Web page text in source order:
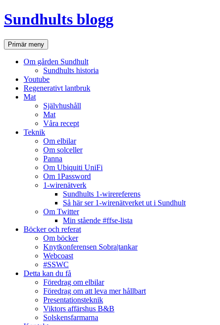
Hoppa
till
Sundhults blogg
SökPrimär meny
Om gården Sundhult
Sundhults historia
Youtube
Regenerativt lantbruk
Mat
Självhushåll
Mat
Våra recept
Teknik
Om elbilar
Om solceller
Panna
Om Ubiquiti UniFi
Om 1Password
1-wirenätverk
Sundhults 1-wirereferens
Så här ser 1-wirenätverket ut i Sundhult
Om Twitter
Min stående #ffse-lista
Böcker och referat
Om böcker
Knytkonferensen Sobra|tankar
Webcoast
#SSWC
Detta kan du få
Föredrag om elbilar
Föredrag om att leva mer hållbart
Presentationsteknik
Viktors affärshus B&B
Solskensfarmarna